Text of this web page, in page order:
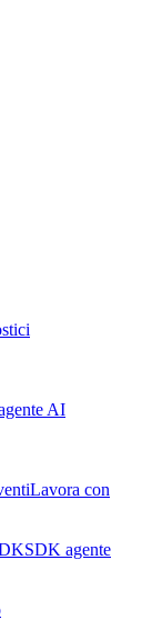
AI
Lavora con
SDK agente